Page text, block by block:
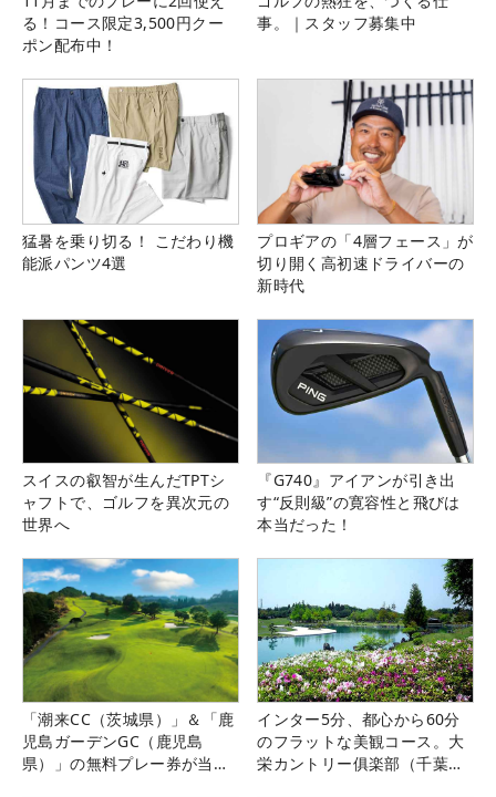
る！コース限定3,500円クー
ポン配布中！
事。｜スタッフ募集中
猛暑を乗り切る！ こだわり機
能派パンツ4選
プロギアの「4層フェース」が
切り開く高初速ドライバーの
新時代
スイスの叡智が生んだTPTシ
ャフトで、ゴルフを異次元の
世界へ
『G740』アイアンが引き出
す“反則級”の寛容性と飛びは
本当だった！
「潮来CC（茨城県）」＆「鹿
児島ガーデンGC（鹿児島
県）」の無料プレー券が当た
インター5分、都心から60分
のフラットな美観コース。大
栄カントリー俱楽部（千葉